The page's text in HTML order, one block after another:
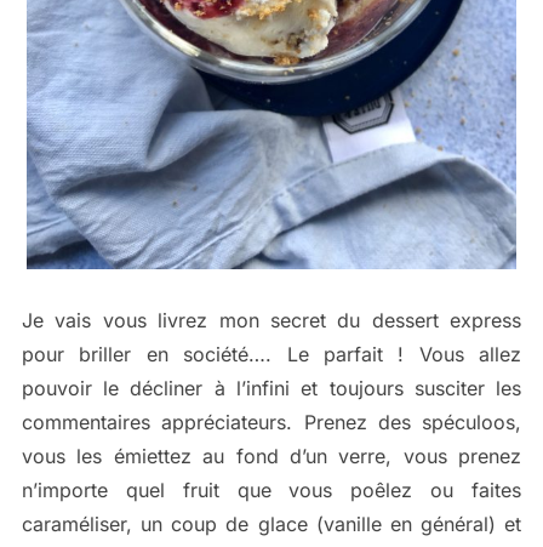
Je vais vous livrez mon secret du dessert express
pour briller en société…. Le parfait ! Vous allez
pouvoir le décliner à l’infini et toujours susciter les
commentaires appréciateurs. Prenez des spéculoos,
vous les émiettez au fond d’un verre, vous prenez
n’importe quel fruit que vous poêlez ou faites
caraméliser, un coup de glace (vanille en général) et